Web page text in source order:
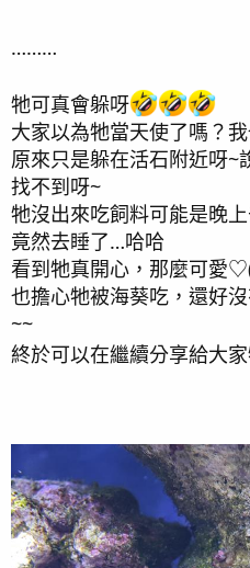
2025/3/4日 開飯啦！
………
牠可真會躲呀
大家以為牠當天使了嗎？
原來只是躲在活石附近呀~
找不到呀~
牠沒出來吃飼料可能是晚
竟然去睡了…哈哈
看到牠真開心，那麼可愛
也擔心牠被海葵吃，還好
~~
終於可以在繼續分享給大